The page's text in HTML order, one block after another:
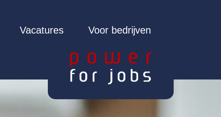
Vacatures Voor bedrijven